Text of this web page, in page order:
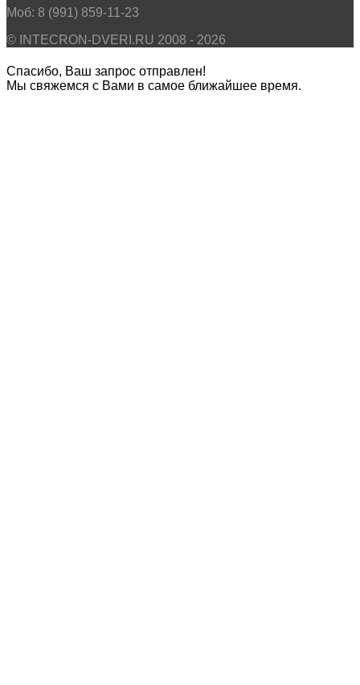
Моб: 8 (991) 859-11-23
© INTECRON-DVERI.RU 2008 - 2026
Спасибо, Ваш запрос отправлен!
Мы свяжемся с Вами в самое ближайшее время.